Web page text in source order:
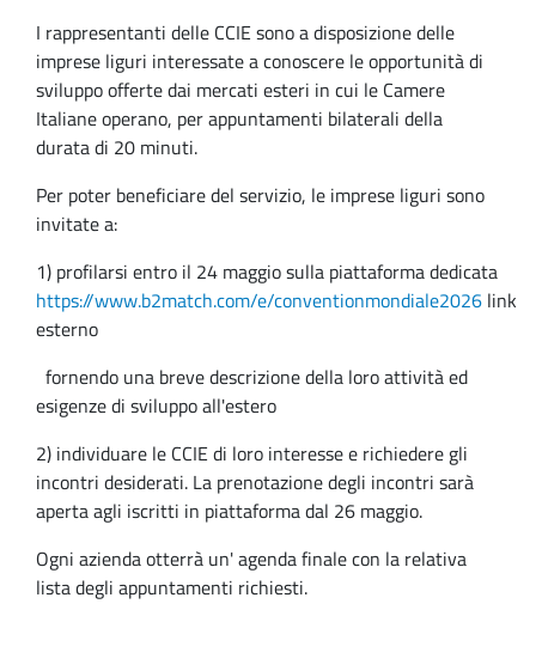
I rappresentanti delle CCIE sono a disposizione delle
imprese liguri interessate a conoscere le opportunità di
sviluppo offerte dai mercati esteri in cui le Camere
Italiane operano, per appuntamenti bilaterali della
durata di 20 minuti.
Per poter beneficiare del servizio, le imprese liguri sono
invitate a:
1) profilarsi entro il 24 maggio sulla piattaforma dedicata
https://www.b2match.com/e/conventionmondiale2026 link
esterno
fornendo una breve descrizione della loro attività ed
esigenze di sviluppo all'estero
2) individuare le CCIE di loro interesse e richiedere gli
incontri desiderati. La prenotazione degli incontri sarà
aperta agli iscritti in piattaforma dal 26 maggio.
Ogni azienda otterrà un' agenda finale con la relativa
lista degli appuntamenti richiesti.